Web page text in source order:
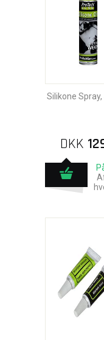
Silikone Spray,
DKK